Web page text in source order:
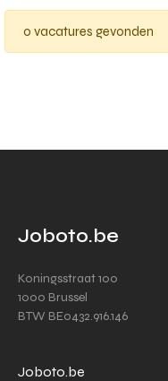
0 vacatures gevonden
Joboto.be
Koningsstraat 100
1000 Brussel
BTW BE0432.916.146
Joboto.be